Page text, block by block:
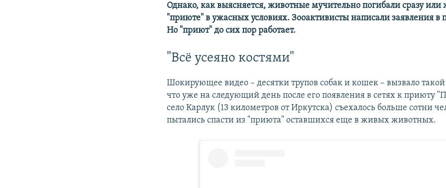
Однако, как выясняется, животные мучительно погибали сразу или
"приюте" в ужасных условиях. Зооактивисты написали заявления в
Но "приют" до сих пор работает.
"Всё усеяно костями"
Шокирующее видео – десятки трупов собак и кошек – вызвало такой
что уже на следующий день после его появления в сетях к приюту
село Карлук (13 километров от Иркутска) съехалось больше сотни
пытались спасти из "приюта" оставшихся еще в живых животных.